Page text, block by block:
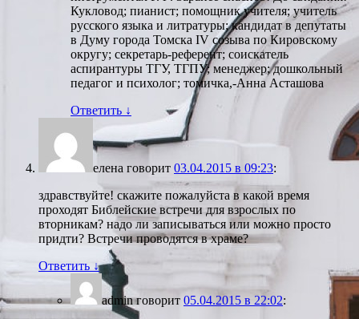
Кукловод; пианист; помощник учителя; учитель
русского языка и литратуры; кандидат в депутаты
в Думу города Томска IV созыва по Кировскому
округу; секретарь-референт; соискатель
аспирантуры ТГУ, ТГПУ; менеджер; дошкольный
педагог и психолог; томичка,-Анна Асташова
Ответить ↓
елена говорит 03.04.2015 в 09:23:
здравствуйте! скажите пожалуйста в какой время
проходят Библейские встречи для взрослых по
вторникам? надо ли записываться или можно просто
придти? Встречи проводятся в храме?
Ответить ↓
admin говорит 05.04.2015 в 22:02: